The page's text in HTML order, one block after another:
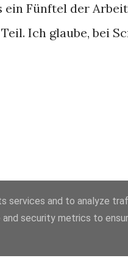
Fünftel der
Ich glaube, bei
Powered
and to analyze
security metrics to